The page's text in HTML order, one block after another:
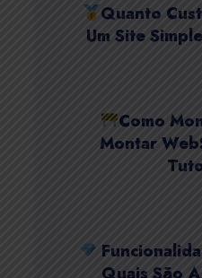
Quanto
Um Site
Como
Montar